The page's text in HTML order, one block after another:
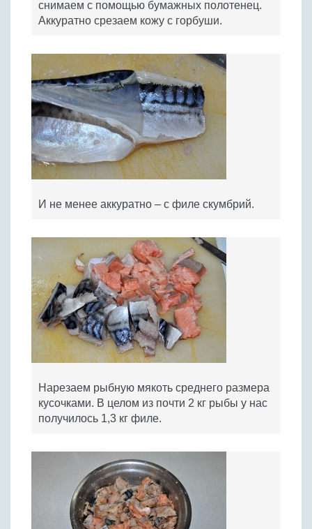
снимаем с помощью бумажных полотенец.
Аккуратно срезаем кожу с горбуши.
И не менее аккуратно – с филе скумбрий.
Нарезаем рыбную мякоть среднего размера
кусочками. В целом из почти 2 кг рыбы у нас
получилось 1,3 кг филе.